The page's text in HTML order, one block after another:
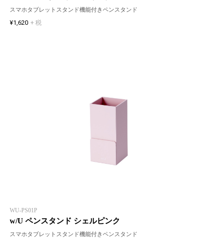
スマホタブレットスタンド機能付きペンスタンド
¥1,620 + 税
WU-PS01P
w/U ペンスタンド シェルピンク
スマホタブレットスタンド機能付きペンスタンド